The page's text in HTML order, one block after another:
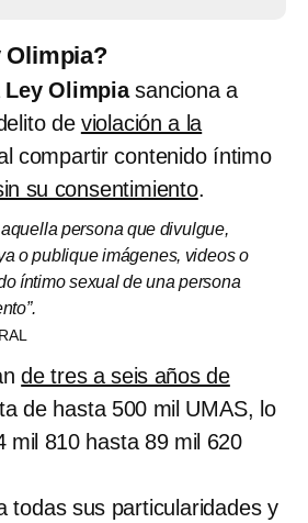
Olimpia?
Ley Olimpiasanciona a
de violación a la
compartir contenido íntimo
su consentimiento.
persona que divulgue,
o publique imágenes, videos o
íntimo sexual de una persona
de tres a seis años de
de hasta 500 mil UMAS, lo
mil 810 hasta 89 mil 620
todas sus particularidades y